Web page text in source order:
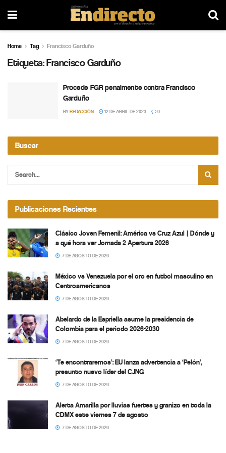
Home Tag Francisco Garduño
Etiqueta:Francisco Garduño
Procede FGR penalmente contra Francisco
Garduño
BYREDACCIÓN 12 DE ABRIL DE 2023 0
Buscar
Publicaciones Recientes
Clásico Joven Femenil: América vs Cruz Azul | Dónde y
a qué hora ver Jornada 2 Apertura 2026
7 DE AGOSTO DE 2026
México vs Venezuela por el oro en futbol masculino en
Centroamericanos
7 DE AGOSTO DE 2026
Abelardo de la Espriella asume la presidencia de
Colombia para el periodo 2026-2030
7 DE AGOSTO DE 2026
‘Te encontraremos’: EU lanza advertencia a ‘Pelón’,
presunto nuevo líder del CJNG
7 DE AGOSTO DE 2026
Alerta Amarilla por lluvias fuertes y granizo en toda la
CDMX este viernes 7 de agosto
7 DE AGOSTO DE 2026